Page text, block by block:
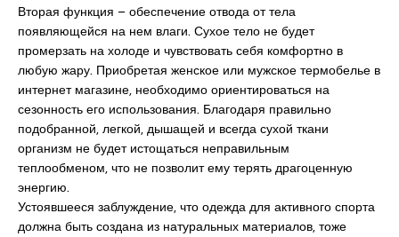
Вторая функция – обеспечение отвода от тела
появляющейся на нем влаги. Сухое тело не будет
промерзать на холоде и чувствовать себя комфортно в
любую жару. Приобретая женское или мужское термобелье в
интернет магазине, необходимо ориентироваться на
сезонность его использования. Благодаря правильно
подобранной, легкой, дышащей и всегда сухой ткани
организм не будет истощаться неправильным
теплообменом, что не позволит ему терять драгоценную
энергию.
Устоявшееся заблуждение, что одежда для активного спорта
должна быть создана из натуральных материалов, тоже